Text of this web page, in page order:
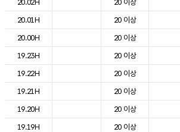
20.02H
20 이상
20.01H
20 이상
20.00H
20 이상
19.23H
20 이상
19.22H
20 이상
19.21H
20 이상
19.20H
20 이상
19.19H
20 이상